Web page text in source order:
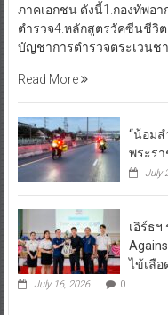
ภาคเอกชน ดังนี้1.กองทัพอ
ตำรวจ4.หลักสูตรวัคซีนชีวิ
บัญชาการตำรวจตระเวนช
Read More
“น้อม
พระร
July
เอิร์ธฯ
ไข้เลื
July 16, 2026 0